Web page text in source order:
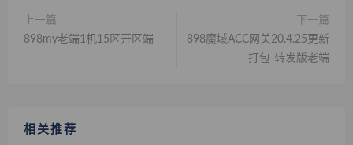
上一篇
898my老端1机15区开区端
下一篇
898魔域ACC网关20.4.25更新
打包-转发版老端
相关推荐